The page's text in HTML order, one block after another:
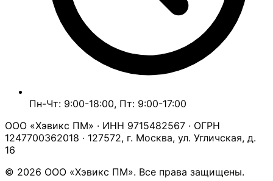
Пн-Чт: 9:00-18:00, Пт: 9:00-17:00
ООО «Хэвикс ПМ» · ИНН 9715482567 · ОГРН
1247700362018 · 127572, г. Москва, ул. Угличская, д.
16
© 2026 ООО «Хэвикс ПМ». Все права защищены.